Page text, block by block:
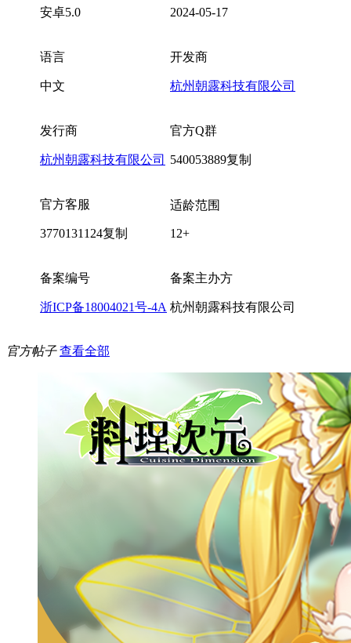
安卓5.0 2024-05-17
语言
中文
开发商
杭州朝露科技有限公司
发行商
杭州朝露科技有限公司
官方Q群
540053889复制
官方客服
3770131124复制
适龄范围
12+
备案编号
浙ICP备18004021号-4A
备案主办方
杭州朝露科技有限公司
官方帖子 查看全部